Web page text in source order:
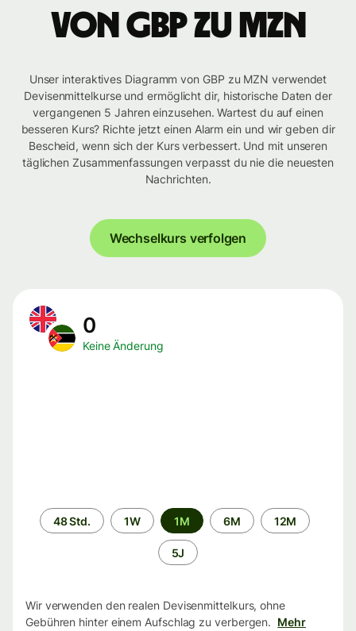
von GBP zu MZN
Unser interaktives Diagramm von GBP zu MZN verwendet
Devisenmittelkurse und ermöglicht dir, historische Daten der
vergangenen 5 Jahren einzusehen. Wartest du auf einen
besseren Kurs? Richte jetzt einen Alarm ein und wir geben dir
Bescheid, wenn sich der Kurs verbessert. Und mit unseren
täglichen Zusammenfassungen verpasst du nie die neuesten
Nachrichten.
Wechselkurs verfolgen
0
Keine Änderung
Zeitraum
48 Std. 1W 1M 6M 12M
5J
Wir verwenden den realen Devisenmittelkurs, ohne
Gebühren hinter einem Aufschlag zu verbergen. Mehr